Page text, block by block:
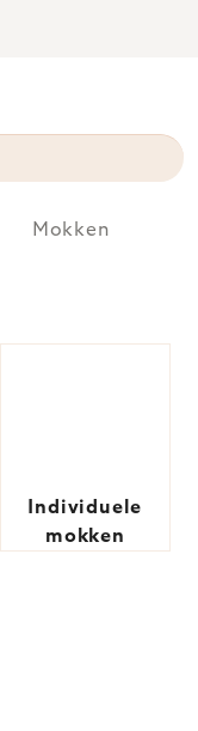
Mokken
Individuele
mokken